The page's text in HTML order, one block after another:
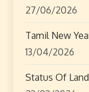
27/06/2026
Tamil New
13/04/2026
Status Of